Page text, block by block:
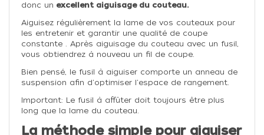
donc un excellent aiguisage du couteau.
Aiguisez régulièrement la lame de vos couteaux pour
les entretenir et garantir une qualité de coupe
constante . Après aiguisage du couteau avec un fusil,
vous obtiendrez à nouveau un fil de coupe.
Bien pensé, le fusil à aiguiser comporte un anneau de
suspension afin d'optimiser l'espace de rangement.
Important: Le fusil à affûter doit toujours être plus
long que la lame du couteau.
La méthode simple pour aiguiser